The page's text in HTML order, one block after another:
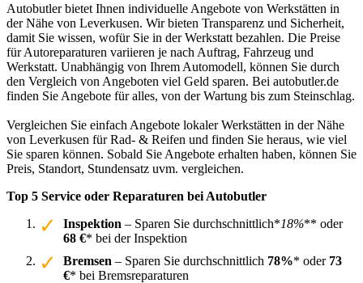
Autobutler bietet Ihnen individuelle Angebote von Werkstätten in
der Nähe von Leverkusen. Wir bieten Transparenz und Sicherheit,
damit Sie wissen, wofür Sie in der Werkstatt bezahlen. Die Preise
für Autoreparaturen variieren je nach Auftrag, Fahrzeug und
Werkstatt. Unabhängig von Ihrem Automodell, können Sie durch
den Vergleich von Angeboten viel Geld sparen. Bei autobutler.de
finden Sie Angebote für alles, von der Wartung bis zum Steinschlag.
Vergleichen Sie einfach Angebote lokaler Werkstätten in der Nähe
von Leverkusen für Rad- & Reifen und finden Sie heraus, wie viel
Sie sparen können. Sobald Sie Angebote erhalten haben, können Sie
Preis, Standort, Stundensatz uvm. vergleichen.
Top 5 Service oder Reparaturen bei Autobutler
Inspektion – Sparen Sie durchschnittlich*18%** oder
68 €* bei der Inspektion
Bremsen – Sparen Sie durchschnittlich 78%* oder 73
€* bei Bremsreparaturen